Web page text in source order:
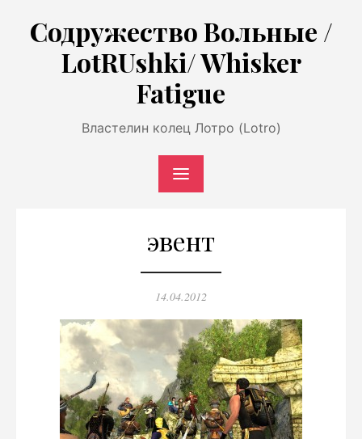
содержимому
Содружество Вольные /
LotRUshki/ Whisker
Fatigue
Властелин колец Лотро (Lotro)
эвент
Опубликовано
14.04.2012